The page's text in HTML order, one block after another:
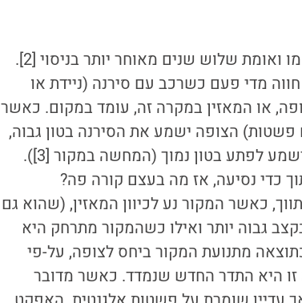
בשנת 1842 גילה דופלר את האפקט הקרוי על שמו ואומת שלוש שנים מאוחר יותר בניסוי [2].
מדי פעם כשרכב עם סירנה (ניידת או
או המאזין במקרה זה, עומד במקום. כאשר
הצופה ישמע את הסירנה בטון גבוה,
ואילו כשהרכב יחלוף על פניו ויתרחק, הסירנה תישמע לפתע בטון נמוך (המחשה במקור [3]).
כדי נסיעה, אז מה בעצם קורה פה?
כאשר המקור נע לכיוון המאזין, (שהוא גם
גבוה יותר ואילו כשהמקור מתרחק היא
מתנועת המקור ביחס לצופה, על-פי
של נוסחה זו היא התדר החדש שנמדד. כאשר מדובר